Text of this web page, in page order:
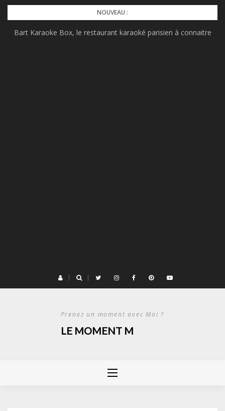
Skip
content
NOUVEAU :
Bart Karaoke Box, le restaurant karaoké parisien à connaitre
Prenez un moment avec Moi ?
LE MOMENT M